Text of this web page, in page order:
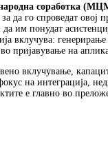
соработка
да го спроведат
им понудат
вклучува:
пријавување на
вклучување,
на интеграција,
е главно во